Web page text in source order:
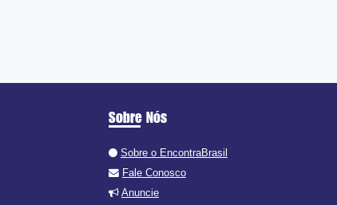
Sobre Nós
Sobre o EncontraBrasil
Fale Conosco
Anuncie